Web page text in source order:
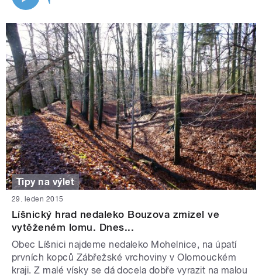
Tipy na výlet
29. leden 2015
Líšnický hrad nedaleko Bouzova zmizel ve
vytěženém lomu. Dnes...
Obec Líšnici najdeme nedaleko Mohelnice, na úpatí
prvních kopců Zábřežské vrchoviny v Olomouckém
kraji. Z malé vísky se dá docela dobře vyrazit na malou